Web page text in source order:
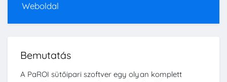
Weboldal
Bemutatás
A PaROI sütőipari szoftver egy olyan komplett